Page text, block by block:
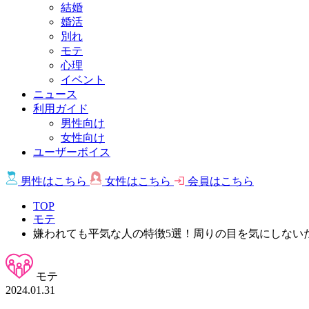
結婚
婚活
別れ
モテ
心理
イベント
ニュース
利用ガイド
男性向け
女性向け
ユーザーボイス
男性はこちら 女性はこちら 会員はこちら
TOP
モテ
嫌われても平気な人の特徴5選！周りの目を気にしない
モテ
2024.01.31